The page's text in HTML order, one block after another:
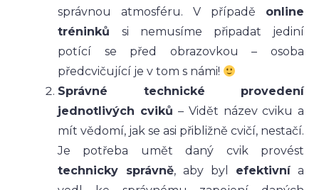
správnou atmosféru. V případě online
tréninků si nemusíme připadat jediní
potící se před obrazovkou – osoba
předcvičující je v tom s námi!
Správné technické provedení
jednotlivých cviků– Vidět název cviku a
mít vědomí, jak se asi přibližně cvičí, nestačí.
Je potřeba umět daný cvik provést
technicky správně, aby byl efektivnía